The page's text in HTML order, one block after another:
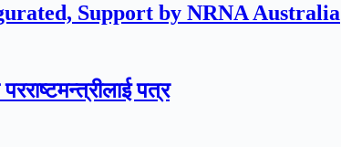
Support by NRNA Australia
पत्र